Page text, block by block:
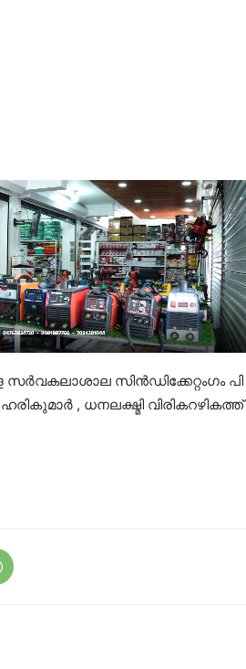
സർവകലാശാല സിൻഡിക്കേറ്റംഗം
, ധനലക്ഷ്മി